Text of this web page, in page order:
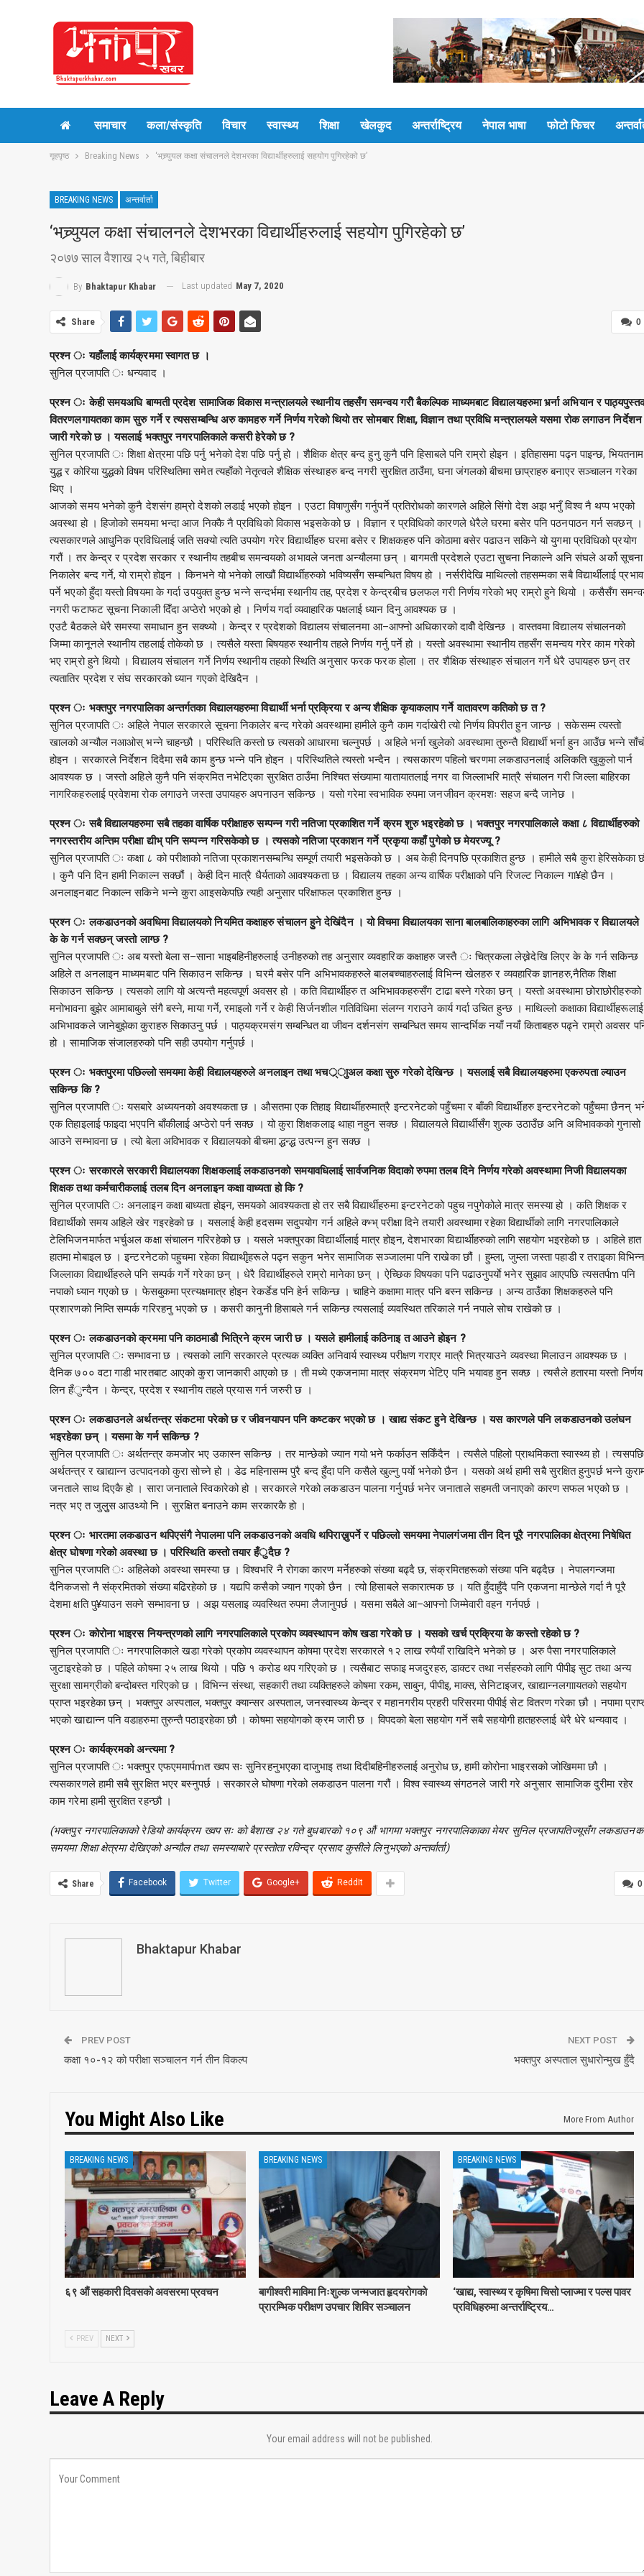
समाचार कला/संस्कृति विचार स्वास्थ्य शिक्षा खेलकुद अन्तर्राष्ट्रिय नेपाल भाषा फोटो फिचर
गृहपृष्ठ Breaking News ‘भच्र्युयल कक्षा संचालनले देशभरका विद्यार्थीहरुलाई सहयोग पुगिरहेको छ’
BREAKING NEWS अन्तर्वार्ता
‘भच्र्युयल कक्षा संचालनले देशभरका विद्यार्थीहरुलाई सहयोग पुगिरहेको छ’
२०७७ साल वैशाख २५ गते, बिहीबार
By Bhaktapur Khabar Last updated May 7, 2020
0
Share
प्रश्न ः यहाँलाई कार्यक्रममा स्वागत छ ।
सुनिल प्रजापति ः धन्यवाद ।
प्रश्न ः केही समयअघि बाग्मती प्रदेश सामाजिक विकास मन्त्रालयले स्थानीय तहसँग समन्वय गरीे बैकल्पिक माध्यमबाट विद्यालयहरुमा भर्र्ना अभियान र
वितरणलगायतका काम सुरु गर्ने र त्यससम्बन्धि अरु कामहरु गर्ने निर्णय गरेको थियो तर सोमबार शिक्षा, विज्ञान तथा प्रविधि मन्त्रालयले यसमा रोक लगाउन निर्देशन
जारी गरेको छ । यसलाई भक्तपुर नगरपालिकाले कसरी हेरेको छ ?
सुनिल प्रजापति ः शिक्षा क्षेत्रमा पछि पर्नु भनेको देश पछि पर्नु हो । शैक्षिक क्षेत्र बन्द हुनु कुनै पनि हिसाबले पनि राम्रो होइन । इतिहासमा पढ्न पाइन्छ, भियतनाम
युद्ध र कोरिया युद्धको विषम परिस्थितिमा समेत त्यहाँको नेतृत्वले शैक्षिक संस्थाहरु बन्द नगरी सुरक्षित ठाउँमा, घना जंगलको बीचमा छाप्राहरु बनाएर सञ्चालन गरेका
थिए ।
आजको समय भनेको कुनै देशसंग हाम्रो देशको लडाई भएको होइन । एउटा विषाणुसँग गर्नुपर्ने प्रतिरोधको कारणले अहिले सिंगो देश अझ भनुँ विश्व नै थप्प भएको
अवस्था हो । हिजोको समयमा भन्दा आज निक्कै नै प्रविधिको विकास भइसकेको छ । विज्ञान र प्रविधिको कारणले धेरैले घरमा बसेर पनि पठनपाठन गर्न सक्छन् ।
त्यसकारणले आधुनिक प्रविधिलाई जति सक्यो त्यति उपयोग गरेर विद्यार्थीहरु घरमा बसेर र शिक्षकहरु पनि कोठामा बसेर पढाउन सकिने यो युगमा प्रविधिको प्रयोग
गरौं । तर केन्द्र र प्रदेश सरकार र स्थानीय तहबीच समन्वयको अभावले जनता अन्यौलमा छन् । बागमती प्रदेशले एउटा सुचना निकाल्ने अनि संघले अर्को सूचना
निकालेर बन्द गर्ने, यो राम्रो होइन । किनभने यो भनेको लाखौं विद्यार्थीहरुको भविष्यसँग सम्बन्धित विषय हो । नर्सरीदेखि माथिल्लो तहसम्मका सबै विद्यार्थीलाई प्रभाव
पर्ने भएको हुँदा यस्तो विषयमा के गर्दा उपयुक्त हुन्छ भन्ने सन्दर्भमा स्थानीय तह, प्रदेश र केन्द्रबीच छलफल गरी निर्णय गरेको भए राम्रो हुने थियो । कसैसँग
नगरी फटाफट सूचना निकाली दिँदा अप्ठेरो भएको हो । निर्णय गर्दा व्यवाहारिक पक्षलाई ध्यान दिनु आवश्यक छ ।
एउटै बैठकले धेरै समस्या समाधान हुन सक्थ्यो । केन्द्र र प्रदेशको विद्यालय संचालनमा आ–आफ्नो अधिकारको दावीे देखिन्छ । वास्तवमा विद्यालय संचालनको
जिम्मा कानूनले स्थानीय तहलाई तोकेको छ । त्यसैले यस्ता बिषयहरु स्थानीय तहले निर्णय गर्नु पर्ने हो । यस्तो अवस्थामा स्थानीय तहसँग समन्वय गरेर काम गरेको
भए राम्रो हुने थियो । विद्यालय संचालन गर्ने निर्णय स्थानीय तहको स्थिति अनुसार फरक फरक होला । तर शैक्षिक संस्थाहरु संचालन गर्ने धेरै उपायहरु छन् तर
त्यतातिर प्रदेश र संघ सरकारको ध्यान गएको देखिदैन ।
प्रश्न ः भक्तपुर नगरपालिका अन्तर्गतका विद्यालयहरुमा विद्यार्थी भर्ना प्रक्रिया र अन्य शैक्षिक कृयाकलाप गर्ने वातावरण कतिको छ त ?
सुनिल प्रजापति ः अहिले नेपाल सरकारले सूचना निकालेर बन्द गरेको अवस्थामा हामीले कुनै काम गर्दाखेरी त्यो निर्णय विपरीत हुन जान्छ । सकेसम्म त्यस्तो
खालको अन्यौल नआओस् भन्ने चाहन्छौ । परिस्थिति कस्तो छ त्यसको आधारमा चल्नुपर्छ । अहिले भर्ना खुलेको अवस्थामा तुरुन्तै विद्यार्थी भर्ना हुन आउँछ भन्ने
होइन । सरकारले निर्देशन दिदैमा सबै काम हुन्छ भन्ने पनि होइन । परिस्थितिले त्यस्तो भन्दैन । त्यसकारण पहिलो चरणमा लकडाउनलाई अलिकति खुकुलो पार्न
आवश्यक छ । जस्तो अहिले कुनै पनि संक्रमित नभेटिएका सुरक्षित ठाउँमा निश्चित संख्यामा यातायातलाई नगर वा जिल्लाभरि मात्रै संचालन गरी जिल्ला बाहिरका
नागरिकहरुलाई प्रवेशमा रोक लगाउने जस्ता उपायहरु अपनाउन सकिन्छ । यसो गरेमा स्वभाविक रुपमा जनजीवन क्रमशः सहज बन्दै जानेछ ।
प्रश्न ः सबै विद्यालयहरुमा सबै तहका वार्षिक परीक्षाहरु सम्पन्न गरी नतिजा प्रकाशित गर्ने क्रम शुरु भइरहेको छ । भक्तपुर नगरपालिकाले कक्षा ८ विद्यार्थीहरुको
नगरस्तरीय अन्तिम परीक्षा द्यीभ् पनि सम्पन्न गरिसकेको छ । त्यसको नतिजा प्रकाशन गर्ने प्रकृया कहाँ पुगेको छ मेयरज्यू ?
सुनिल प्रजापति ः कक्षा ८ को परीक्षाको नतिजा प्रकाशनसम्बन्धि सम्पूर्ण तयारी भइसकेको छ । अब केही दिनपछि प्रकाशित हुन्छ । हामीले सबै कुरा हेरिसकेका
। कुनै पनि दिन हामी निकाल्न सक्छौं । केही दिन मात्रै धैर्यताको आवश्यकता छ । विद्यालय तहका अन्य वार्षिक परीक्षाको पनि रिजल्ट निकाल्न गा¥हो छैन ।
अनलाइनबाट निकाल्न सकिने भन्ने कुरा आइसकेपछि त्यही अनुसार परिक्षाफल प्रकाशित हुन्छ ।
प्रश्न ः लकडाउनको अवधिमा विद्यालयको नियमित कक्षाहरु संचालन हुुने देखिंदैन । यो विचमा विद्यालयका साना बालबालिकाहरुका लागि अभिभावक र विद्यालयले
के के गर्न सक्छन् जस्तो लाग्छ ?
सुनिल प्रजापति ः अब यस्तो बेला स–साना भाइबहिनीहरुलाई उनीहरुको तह अनुसार व्यवहारिक कक्षाहरु जस्तै ः चित्रकला लेख्नेदेखि लिएर के के गर्न सकिन्छ
अहिले त अनलाइन माध्यमबाट पनि सिकाउन सकिन्छ । घरमै बसेर पनि अभिभावकहरुले बालबच्चाहरुलाई विभिन्न खेलहरु र व्यवहारिक ज्ञानहरु,नैतिक शिक्षा
सिकाउन सकिन्छ । त्यसको लागि यो अत्यन्तै महत्वपूर्ण अवसर हो । कति विद्यार्थीहरु त अभिभावकहरुसँग टाढा बस्ने गरेका छन् । यस्तो अवस्थामा छोराछोरीहरुको
मनोभावना बुझेर आमाबाबुले संगै बस्ने, माया गर्ने, रमाइलो गर्ने र केही सिर्जनशील गतिविधिमा संलग्न गराउने कार्य गर्दा उचित हुन्छ । माथिल्लो कक्षाका विद्यार्थीहरूलाई
अभिभावकले जानेबुझेका कुराहरु सिकाउनु पर्छ । पाठ्यक्रमसंग सम्बन्धित वा जीवन दर्शनसंग सम्बन्धित समय सान्दर्भिक नयाँ नयाँ किताबहरु पढ्ने राम्रो अवसर
हो । सामाजिक संजालहरुको पनि सही उपयोग गर्नुपर्छ ।
प्रश्न ः भक्तपुरमा पछिल्लो समयमा केही विद्यालयहरुले अनलाइन तथा भचर््ाुअल कक्षा सुरु गरेको देखिन्छ । यसलाई सबै विद्यालयहरुमा एकरुपता ल्याउन
सकिन्छ कि ?
सुनिल प्रजापति ः यसबारे अध्ययनको अवश्यकता छ । औसतमा एक तिहाइ विद्यार्थीहरुमात्रै इन्टरनेटको पहुँचमा र बाँकी विद्यार्थीहरु इन्टरनेटको पहुँचमा छैनन्
एक तिहाइलाई फाइदा भएपनि बाँकीलाई अप्ठेरो पर्न सक्छ । यो कुरा शिक्षकलाइ थाहा नहुन सक्छ । विद्यालयले विद्यार्थीसँग शुल्क उठाउँछ अनि अविभावकको गुनासो
आउने सम्भावना छ । त्यो बेला अविभावक र विद्यालयको बीचमा द्धन्द्ध उत्पन्न हुन सक्छ ।
प्रश्न ः सरकारले सरकारी विद्यालयका शिक्षकलाई लकडाउनको समयावधिलाई सार्वजनिक विदाको रुपमा तलब दिने निर्णय गरेको अवस्थामा निजी विद्यालयका
शिक्षक तथा कर्मचारीकलाई तलब दिन अनलाइन कक्षा वाध्यता हो कि ?
सुनिल प्रजापति ः अनलाइन कक्षा बाध्यता होइन, समयको आवश्यकता हो तर सबै विद्यार्थीहरुमा इन्टरनेटको पहुच नपुगेकोले मात्र समस्या हो । कति शिक्षक र
विद्यार्थीको समय अहिले खेर गइरहेको छ । यसलाई केही हदसम्म सदुपयोग गर्न अहिले क्भ्भ् परीक्षा दिने तयारी अवस्थामा रहेका विद्यार्थीको लागि नगरपालिकाले
टेलिभिजनमार्फत भर्चुअल कक्षा संचालन गरिरहेको छ । यसले भक्तपुरका विद्यार्थीलाई मात्र होइन, देशभारका विद्यार्थीहरुको लागि सहयोग भइरहेको छ । अहिले हात
हातमा मोबाइल छ । इन्टरनेटको पहुचमा रहेका विद्याथीृहरूले पढ्न सकुन भनेर सामाजिक सञ्जालमा पनि राखेका छौं । हुम्ला, जुम्ला जस्ता पहाडी र तराइका विभिन्न
जिल्लाका विद्यार्थीहरुले पनि सम्पर्क गर्ने गरेका छन् । धेरै विद्यार्थीहरुले राम्रो मानेका छन् । ऐच्छिक विषयका पनि पढाउनुपर्याे भनेर सुझाव आएपछि त्यसतर्पm पनि
नपाको ध्यान गएको छ । फेसबुकमा प्रत्यक्षमात्र होइन रेकर्डेड पनि हेर्न सकिन्छ । चाहिने कक्षामा मात्र पनि बस्न सकिन्छ । अन्य ठाउँका शिक्षकहरुले पनि
प्रशारणको निम्ति सम्पर्क गरिरहनु भएको छ । कसरी कानुनी हिसाबले गर्न सकिन्छ त्यसलाई व्यवस्थित तरिकाले गर्न नपाले सोच राखेको छ ।
प्रश्न ः लकडाउनको क्रममा पनि काठमाडौ भित्रिने क्रम जारी छ । यसले हामीलाई कठिनाइ त आउने होइन ?
सुनिल प्रजापति ः सम्भावना छ । त्यसको लागि सरकारले प्रत्यक व्यक्ति अनिवार्य स्वास्थ्य परीक्षण गराएर मात्रै भित्रयाउने व्यवस्था मिलाउन आवश्यक छ ।
दैनिक ७०० वटा गाडी भारतबाट आएको कुरा जानकारी आएको छ । ती मध्ये एकजनामा मात्र संक्रमण भेटिए पनि भयावह हुन सक्छ । त्यसैले हतारमा यस्तो निर्णय
लिन हँुन्दैन । केन्द्र, प्रदेश र स्थानीय तहले प्रयास गर्न जरुरी छ ।
प्रश्न ः लकडाउनले अर्थतन्त्र संकटमा परेको छ र जीवनयापन पनि कष्टकर भएको छ । खाद्य संकट हुने देखिन्छ । यस कारणले पनि लकडाउनको उलंघन
भइरहेका छन् । यसमा के गर्न सकिन्छ ?
सुनिल प्रजापति ः अर्थतन्त्र कमजोर भए उकास्न सकिन्छ । तर मान्छेको ज्यान गयो भने फर्काउन सकिँदैन । त्यसैले पहिलो प्राथमिकता स्वास्थ्य हो । त्यसपछि
अर्थतन्त्र र खाद्यान्न उत्पादनको कुरा सोच्ने हो । डेढ महिनासम्म पुरै बन्द हुँदा पनि कसैले खुल्नु पर्याे भनेको छैन । यसको अर्थ हामी सबै सुरक्षित हुनुपर्छ भन्ने
जनताले साथ दिएकै हो । सारा जनाताले स्विकारेको हो । सरकारले गरेको लकडाउन पालना गर्नुपर्छ भनेर जनाताले सहमती जनाएको कारण सफल भएको छ ।
नत्र भए त जुलुुस आउथ्यो नि । सुरक्षित बनाउने काम सरकारकै हो ।
प्रश्न ः भारतमा लकडाउन थपिएसंगै नेपालमा पनि लकडाउनको अवधि थपिराख्नुपर्ने र पछिल्लो समयमा नेपालगंजमा तीन दिन पूरै नगरपालिका क्षेत्रमा निषेधित
क्षेत्र घोषणा गरेको अवस्था छ । परिस्थिति कस्तो तयार हँुदैछ ?
सुनिल प्रजापति ः अहिलेको अवस्था समस्या छ । विश्वभरि नै रोगका कारण मर्नेहरुको संख्या बढ्दै छ, संक्रमितहरूको संख्या पनि बढ्दैछ । नेपालगन्जमा
दैनिकजसो नै संक्रमितको संख्या बढिरहेको छ । यद्यपि कसैको ज्यान गएको छैन । त्यो हिसाबले सकारात्मक छ । यति हुँदाहुँदै पनि एकजना मान्छेले गर्दा नै पूरै
देशमा क्षति पु¥याउन सक्ने सम्भावना छ । अझ यसलाइ व्यवस्थित रुपमा लैजानुपर्छ । यसमा सबैले आ–आफ्नो जिम्मेवारी वहन गर्नपर्छ ।
प्रश्न ः कोरोना भाइरस नियन्त्रणको लागि नगरपालिकाले प्रकोप व्यवस्थापन कोष खडा गरेको छ । यसको खर्च प्रक्रिया के कस्तो रहेको छ ?
सुनिल प्रजापति ः नगरपालिकाले खडा गरेको प्रकोप व्यवस्थापन कोषमा प्रदेश सरकारले १२ लाख रुपैयाँ राखिदिने भनेको छ । अरु पैसा नगरपालिकाले
जुटाइरहेको छ । पहिले कोषमा २५ लाख थियो । पछि १ करोड थप गरिएको छ । त्यसैबाट सफाइ मजदुरहरु, डाक्टर तथा नर्सहरुको लागि पीपीइ सुट तथा अन्य
सुरक्षा सामग्रीको बन्दोबस्त गरिएको छ । विभिन्न संस्था, सहकारी तथा व्यक्तिहरुले कोषमा रकम, साबुन, पीपीइ, माक्स, सेनिटाइजर, खाद्यान्नलगाायतको सहयोग
प्राप्त भइरहेका छन् । भक्तपुर अस्पताल, भक्तपुर क्यान्सर अस्पताल, जनस्वास्थ्य केन्द्र र महानगरीय प्रहरी परिसरमा पीपीई सेट वितरण गरेका छौ । नपामा
भएको खाद्यान्न पनि वडाहरुमा तुरुन्तै पठाइरहेका छौ । कोषमा सहयोगको क्रम जारी छ । विपदको बेला सहयोग गर्ने सबै सहयोगी हातहरुलाई धेरै धेरे धन्यवाद ।
प्रश्न ः कार्यक्रमको अन्त्यमा ?
सुनिल प्रजापति ः भक्तपुर एफएममार्पmत ख्वप सः सुनिरहनुभएका दाजुभाइ तथा दिदीबहिनीहरुलाई अनुरोध छ, हामी कोरोना भाइरसको जोखिममा छौ ।
त्यसकारणले हामी सबै सुरक्षित भएर बस्नुपर्छ । सरकारले घोषणा गरेको लकडाउन पालना गरौं । विश्व स्वास्थ्य संगठनले जारी गरे अनुसार सामाजिक दुरीमा रहेर
काम गरेमा हामी सुरक्षित रहन्छौ ।
(भक्तपुर नगरपालिकाको रेडियो कार्यक्रम ख्वप सः को बैशाख २४ गते बुधबारको १०९ औं भागमा भक्तपुर नगरपालिकाका मेयर सुनिल प्रजापतिज्यूसँग
समयमा शिक्षा क्षेत्रमा देखिएको अन्यौल तथा समस्याबारे प्रस्तोता रविन्द्र प्रसाद कुसीले लिनुभएको अन्तर्वार्ता)
0
Share Facebook Twitter Google+ ReddIt
Bhaktapur Khabar
PREV POST
कक्षा १०-१२ को परीक्षा सञ्‍चालन गर्न तीन विकल्प
NEXT POST
भक्तपुर अस्पताल सुधारोन्मुख हुँदै
You Might Also Like More From Author
BREAKING NEWS
६९ ‍औं सहकारी दिवसको अवसरमा प्रवचन
BREAKING NEWS
बागीश्वरी माविमा निःशुल्क जन्मजात हृदयरोगको
प्रारम्भिक परीक्षण उपचार शिविर सञ्चालन
BREAKING NEWS
‘खाद्य, स्वास्थ्य र कृषिमा चिसो प्लाज्मा र पल्स पावर
प्रविधिहरुमा अन्तर्राष्ट्रिय…
PREV NEXT
Leave A Reply
Your email address will not be published.